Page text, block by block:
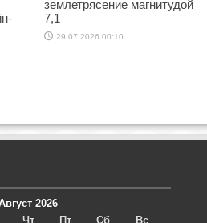
землетрясение магнитудой
7,1
29.07.2026 00:10
2026
Чт Пт Сб
Вс